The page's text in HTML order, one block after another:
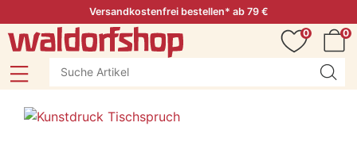
Versandkostenfrei bestellen* ab 79 €
0
0